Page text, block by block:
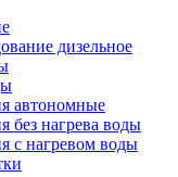
дизельное
автономные
без нагрева воды
с нагревом воды